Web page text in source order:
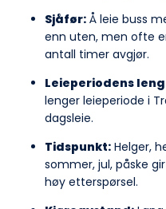
Sjåfør: Å leie buss
enn uten, men ofte
antall timer avgjør.
Leieperiodens
lenger leieperiode i
dagsleie.
Tidspunkt: Helger,
sommer, jul, påske
høy etterspørsel.